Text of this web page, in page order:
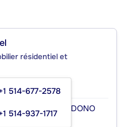
résidentiel et
514-677-2578
514-937-1717
IMMOBILIER LONDONO